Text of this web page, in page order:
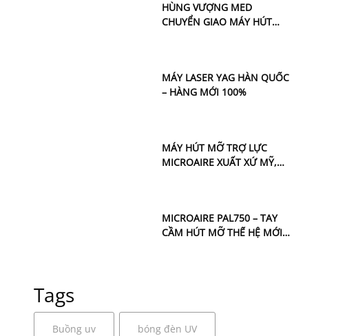
HÙNG VƯỢNG MED
CHUYỂN GIAO MÁY HÚT
MÁY LASER YAG HÀN QUỐC
– HÀNG MỚI 100%
MÁY HÚT MỠ TRỢ LỰC
MICROAIRE XUẤT XỨ MỸ,
MICROAIRE PAL750 – TAY
CẦM HÚT MỠ THẾ HỆ MỚI
Tags
Buồng uv bóng đèn UV